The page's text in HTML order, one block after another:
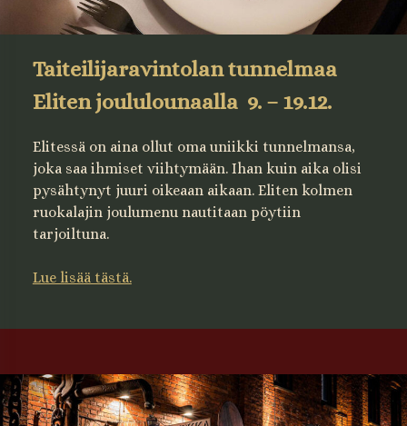
Taiteilijaravintolan tunnelmaa
Eliten joululounaalla 9. – 19.12.
Elitessä on aina ollut oma uniikki tunnelmansa,
joka saa ihmiset viihtymään. Ihan kuin aika olisi
pysähtynyt juuri oikeaan aikaan. Eliten kolmen
ruokalajin joulumenu nautitaan pöytiin
tarjoiltuna.
Lue lisää tästä.